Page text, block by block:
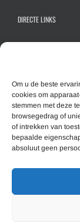
Om u de beste
cookies om
stemmen met deze
browsegedrag of
of intrekken van
bepaalde
absoluut geen
DIRECTE LINKS
Inschrijfformulier
Aanmelden
MEER INFORMATIE
Overzicht